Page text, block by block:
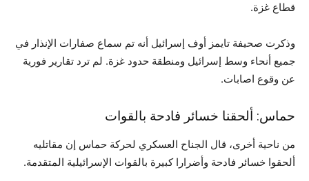
قطاع غزة.
وذكرت صحيفة تايمز أوف إسرائيل أنه تم سماع صفارات الإنذار في
جميع أنحاء وسط إسرائيل ومنطقة حدود غزة. لم ترد تقارير فورية
عن وقوع اصابات.
حماس: ألحقنا خسائر فادحة بالقوات
من ناحية أخرى، قال الجناح العسكري لحركة حماس إن مقاتليه
ألحقوا خسائر فادحة وأضرارا كبيرة بالقوات الإسرائيلية المتقدمة.